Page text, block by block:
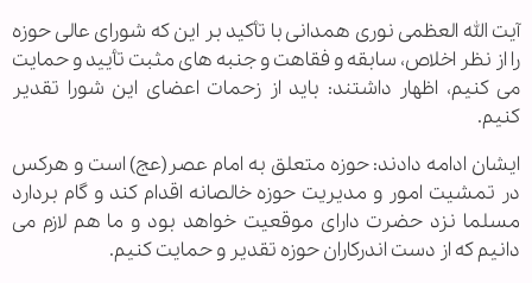
آیت الله العظمی نوری همدانی با تأکید بر این که شورای عالی حوزه
را از نظر اخلاص، سابقه و فقاهت و جنبه های مثبت تأیید و حمایت
می کنیم، اظهار داشتند: باید از زحمات اعضای این شورا تقدیر
کنیم.
ایشان ادامه دادند: حوزه متعلق به امام عصر(عج) است و هرکس
در تمشیت امور و مدیریت حوزه خالصانه اقدام کند و گام بردارد
مسلما نزد حضرت دارای موقعیت خواهد بود و ما هم لازم می
دانیم که از دست اندرکاران حوزه تقدیر و حمایت کنیم.